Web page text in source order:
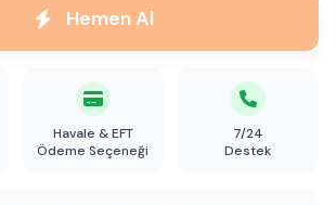
Hemen Al
Havale & EFT
Ödeme Seçeneği
7/24
Destek